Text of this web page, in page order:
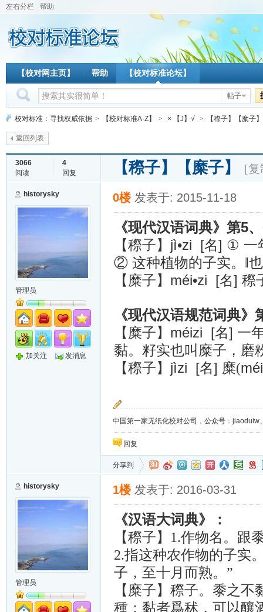
左右分栏 帮助
【校对网主页】 帮助 【校对标准论坛】
帖子
校对标准：寻找权威依据 > 【校对标准A-Z】 > × 【J】√ > 【穄子】【糜子】
返回列表
3066
阅读
4
回复
【穄子】【糜子】 [复
historysky
管理员
加关注 发消息
0楼 发表于: 2015-11-18
《现代汉语词典》第5
【穄子】 jì•zi [名] ① 一
② 这种植物的子实。‖
【糜子】 méi•zi [名] 穄
《现代汉语规范词典》
【糜子】 méizi [名] 一
黏。籽实也叫糜子，磨
【穄子】 jìzi [名] 糜(méi
中国第一家无纸化校对公司，公众号：
回复
分享到
historysky
管理员
1楼 发表于: 2016-03-31
《汉语大词典》：
【穄子】 1.作物名。跟
2.指这种农作物的子实
子，至十月而熟。”
【糜子】穄子。黍之不
種：黏者爲秫，可以釀